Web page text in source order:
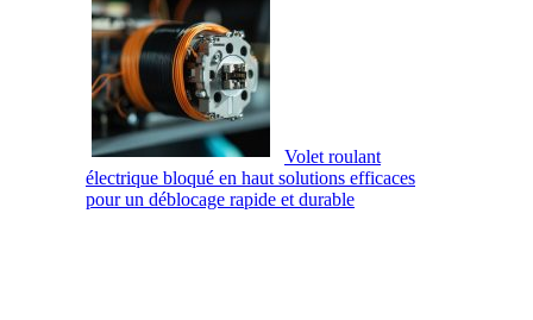
Volet roulant
électrique bloqué en haut solutions efficaces
pour un déblocage rapide et durable